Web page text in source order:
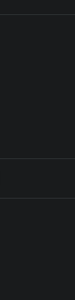
LinkedIn
YouTube